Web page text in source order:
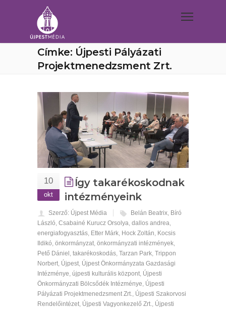
Címke: Újpesti Pályázati
Projektmenedzsment Zrt.
10
okt
Így takarékoskodnak
intézményeink
Szerző: Újpest Média Belán Beatrix, Bíró
László, Csabainé Kurucz Orsolya, dallos andrea,
energiafogyasztás, Etter Márk, Hock Zoltán, Kocsis
Ildikó, önkormányzat, önkormányzati intézmények,
Pető Dániel , takarékoskodás, Tarzan Park, Trippon
Norbert, Újpest, Újpest Önkormányzata Gazdasági
Intézménye, újpesti kulturális központ, Újpesti
Önkormányzati Bölcsődék Intézménye, Újpesti
Pályázati Projektmenedzsment Zrt., Újpesti Szakorvosi
Rendelőintézet, Újpesti Vagyonkezelő Zrt., Újpesti